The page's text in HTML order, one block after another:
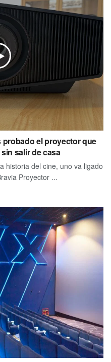
probado el proyector que
salir de casa
historia del cine, uno va ligado
Proyector ...